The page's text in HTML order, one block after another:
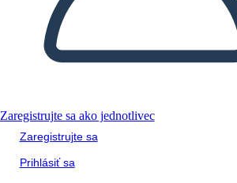
Zaregistrujte sa ako jednotlivec
Zaregistrujte sa
Prihlásiť sa